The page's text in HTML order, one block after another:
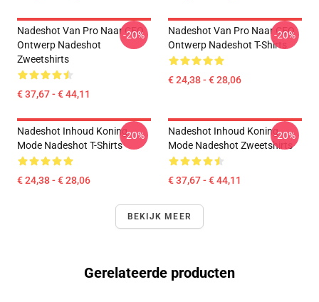
Nadeshot Van Pro Naar CEO
Ontwerp Nadeshot
Zweetshirts
€ 37,67 - € 44,11
-20%
Nadeshot Van Pro Naar CEO
Ontwerp Nadeshot T-Shirts
€ 24,38 - € 28,06
-20%
Nadeshot Inhoud Koning
Mode Nadeshot T-Shirts
€ 24,38 - € 28,06
-20%
Nadeshot Inhoud Koning
Mode Nadeshot Zweetshirts
€ 37,67 - € 44,11
-20%
BEKIJK MEER
Gerelateerde producten